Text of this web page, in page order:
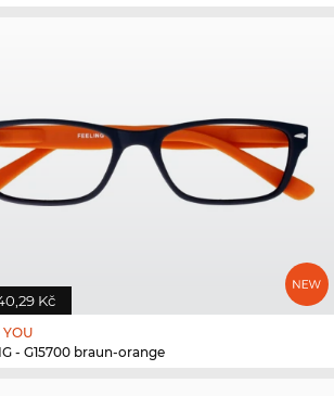
Kč
YOU
- G15700 braun-orange